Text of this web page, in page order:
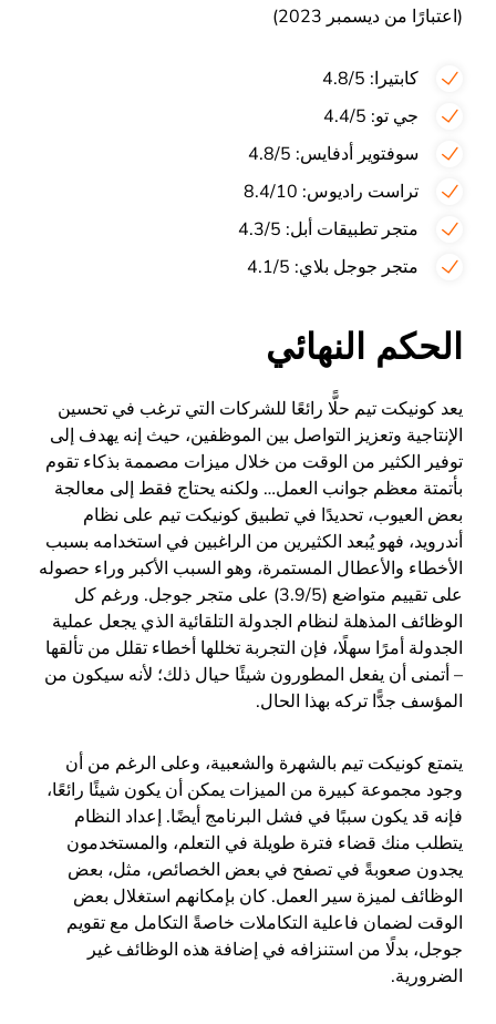
(اعتبارًا من ديسمبر 2023)
كابتيرا: 4.8/5
جي تو: 4.4/5
سوفتوير أدفايس: 4.8/5
تراست راديوس: 8.4/10
متجر تطبيقات أبل: 4.3/5
متجر جوجل بلاي: 4.1/5
الحكم النهائي
يعد كونيكت تيم حلًّا رائعًا للشركات التي ترغب في تحسين
الإنتاجية وتعزيز التواصل بين الموظفين، حيث إنه يهدف إلى
توفير الكثير من الوقت من خلال ميزات مصممة بذكاء تقوم
بأتمتة معظم جوانب العمل… ولكنه يحتاج فقط إلى معالجة
بعض العيوب، تحديدًا في تطبيق كونيكت تيم على نظام
أندرويد، فهو يُبعد الكثيرين من الراغبين في استخدامه بسبب
الأخطاء والأعطال المستمرة، وهو السبب الأكبر وراء حصوله
على تقييم متواضع (3.9/5) على متجر جوجل. ورغم كل
الوظائف المذهلة لنظام الجدولة التلقائية الذي يجعل عملية
الجدولة أمرًا سهلًا، فإن التجربة تخللها أخطاء تقلل من تألقها
– أتمنى أن يفعل المطورون شيئًا حيال ذلك؛ لأنه سيكون من
المؤسف جدًّا تركه بهذا الحال.
يتمتع كونيكت تيم بالشهرة والشعبية، وعلى الرغم من أن
وجود مجموعة كبيرة من الميزات يمكن أن يكون شيئًا رائعًا،
فإنه قد يكون سببًا في فشل البرنامج أيضًا. إعداد النظام
يتطلب منك قضاء فترة طويلة في التعلم، والمستخدمون
يجدون صعوبةً في تصفح في بعض الخصائص، مثل، بعض
الوظائف لميزة سير العمل. كان بإمكانهم استغلال بعض
الوقت لضمان فاعلية التكاملات خاصةً التكامل مع تقويم
جوجل، بدلًا من استنزافه في إضافة هذه الوظائف غير
الضرورية.